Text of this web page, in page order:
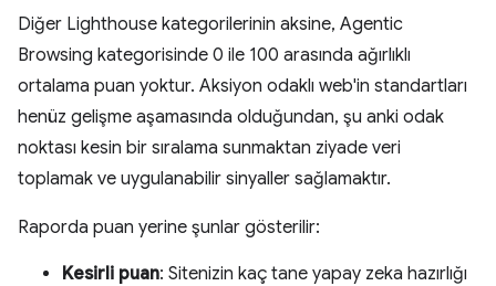
Diğer Lighthouse kategorilerinin aksine, Agentic
Browsing kategorisinde 0 ile 100 arasında ağırlıklı
ortalama puan yoktur. Aksiyon odaklı web'in standartları
henüz gelişme aşamasında olduğundan, şu anki odak
noktası kesin bir sıralama sunmaktan ziyade veri
toplamak ve uygulanabilir sinyaller sağlamaktır.
Raporda puan yerine şunlar gösterilir:
Kesirli puan: Sitenizin kaç tane yapay zeka hazırlığı